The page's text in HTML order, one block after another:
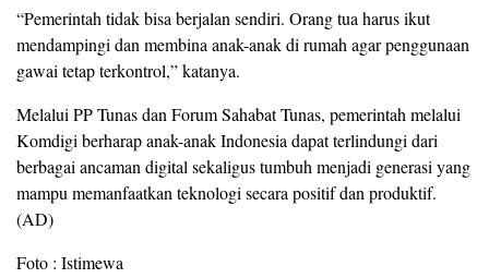
“Pemerintah tidak bisa berjalan sendiri. Orang tua harus ikut
mendampingi dan membina anak-anak di rumah agar penggunaan
gawai tetap terkontrol,” katanya.
Melalui PP Tunas dan Forum Sahabat Tunas, pemerintah melalui
Komdigi berharap anak-anak Indonesia dapat terlindungi dari
berbagai ancaman digital sekaligus tumbuh menjadi generasi yang
mampu memanfaatkan teknologi secara positif dan produktif.
(AD)
Foto : Istimewa